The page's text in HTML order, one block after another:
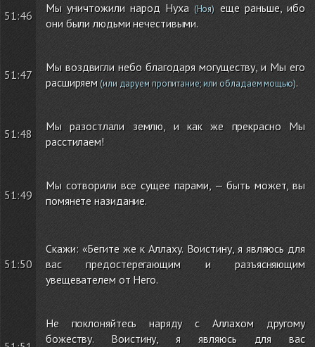
51:46
Мы уничтожили народ Нуха (Ноя) еще раньше, ибо
они были людьми нечестивыми.
51:47
Мы воздвигли небо благодаря могуществу, и Мы его
расширяем (или даруем пропитание; или обладаем мощью).
51:48
Мы разостлали землю, и как же прекрасно Мы
расстилаем!
51:49
Мы сотворили все сущее парами, — быть может, вы
помянете назидание.
51:50
Скажи: «Бегите же к Аллаху. Воистину, я являюсь для
вас предостерегающим и разъясняющим
увещевателем от Него.
Не поклоняйтесь наряду с Аллахом другому
божеству. Воистину, я являюсь для вас